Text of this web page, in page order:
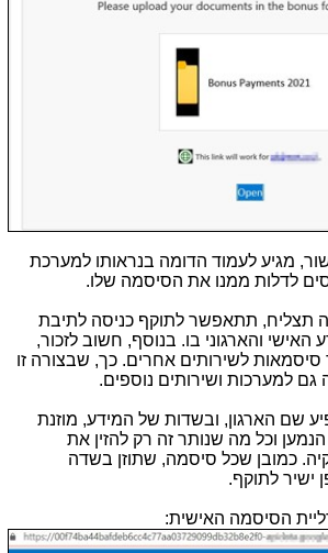
מגיע לעמוד הדומה בנראותו למערכת
לדלות ממנו את הסיסמה שלו.
תצליח, תתאפשר לתוקף כניסה לתיבת
האישי והארגוני בו. בנוסף, חשוב לזכור,
סיסמאות לשירותים אחרים. כך, שבצורה זו
גם למערכות ושירותים נוספים.
שם הארגון, ובשדות של המידע, מוזנת
וכל מה שנותר זה רק להזין את
כמובן שכל סיסמה, שתוזן בשדה
ישיר לתוקף.
הסיסמה האישית: